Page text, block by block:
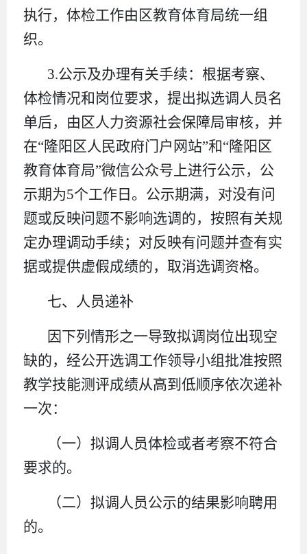
执行，体检工作由区教育体育局统一组
织。
3.公示及办理有关手续：根据考察、
体检情况和岗位要求，提出拟选调人员名
单后，由区人力资源社会保障局审核，并
在“隆阳区人民政府门户网站”和“隆阳区
教育体育局”微信公众号上进行公示，公
示期为5个工作日。公示期满，对没有问
题或反映问题不影响选调的，按照有关规
定办理调动手续；对反映有问题并查有实
据或提供虚假成绩的，取消选调资格。
七、人员递补
因下列情形之一导致拟调岗位出现空
缺的，经公开选调工作领导小组批准按照
教学技能测评成绩从高到低顺序依次递补
一次：
（一）拟调人员体检或者考察不符合
要求的。
（二）拟调人员公示的结果影响聘用
的。